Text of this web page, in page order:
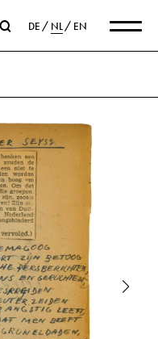
DE NL EN